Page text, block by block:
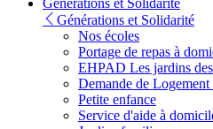
Générations et Solidarité
Générations et Solidarité
Nos écoles
Portage de repas à
EHPAD Les jardins
Demande de Logement
Petite enfance
Service d'aide à